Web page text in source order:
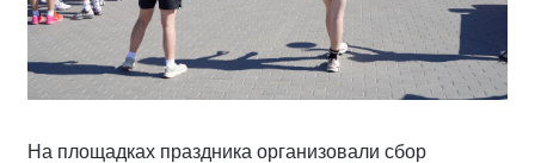
На площадках праздника организовали сбор